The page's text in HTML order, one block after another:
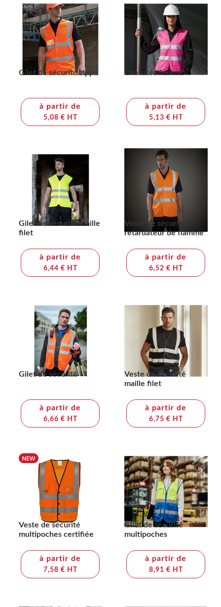
Gilet de sécurité zippé
à partir de
5,08 € HT
Chasuble femme
à partir de
5,13 € HT
Gilet de sécurité maille
filet
à partir de
6,44 € HT
Veste de sécurité
retardateur de flamme
à partir de
6,52 € HT
Gilet de sécurité
à partir de
6,66 € HT
Veste de sécurité
maille filet
à partir de
6,75 € HT
Veste de sécurité
multipoches certifiée
à partir de
7,58 € HT
Gilet de sécurité
multipoches
à partir de
8,91 € HT